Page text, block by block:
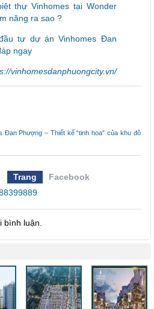
thự Vinhomes tại Wonder
năng ra sao ?
tư dự án Vinhomes Đan
ngay
vinhomesdanphuongcity.vn/
Đan Phượng – Thiết kế “tinh hoa” của khu đô
Trang
Facebook
bình luận.